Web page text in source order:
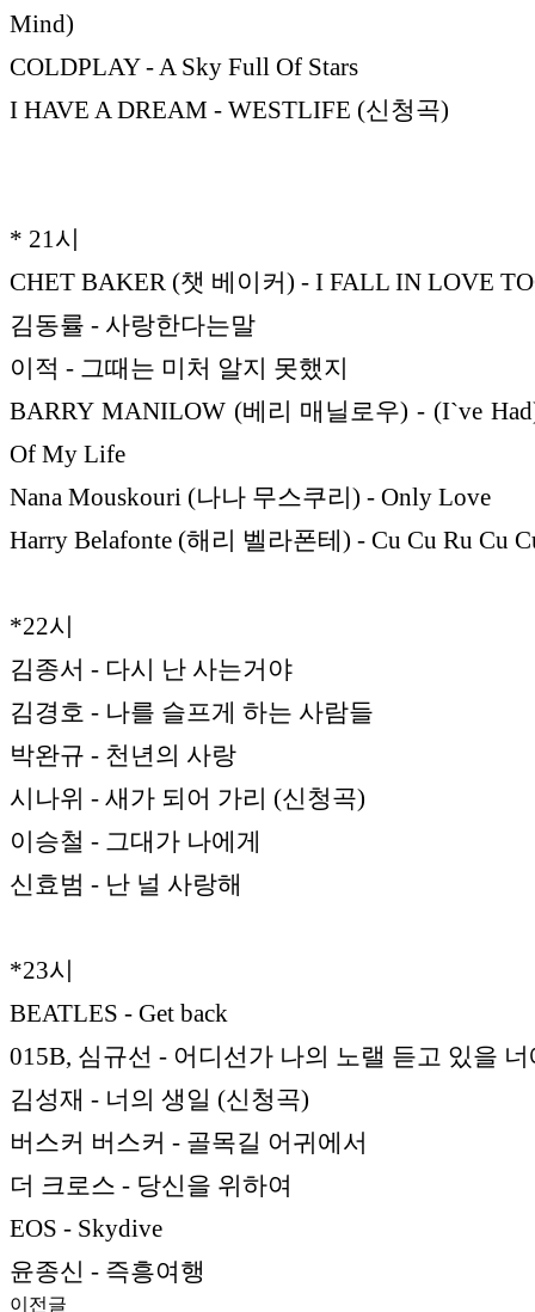
Mind)
COLDPLAY - A Sky Full Of Stars
I HAVE A DREAM - WESTLIFE (신청곡)
* 21시
CHET BAKER (챗 베이커) - I FALL IN LOVE
김동률 - 사랑한다는말
이적 - 그때는 미처 알지 못했지
BARRY MANILOW (베리 매닐로우) - (I`ve
Of My Life
Nana Mouskouri (나나 무스쿠리) - Only Love
Harry Belafonte (해리 벨라폰테) - Cu Cu Ru Cu
*22시
김종서 - 다시 난 사는거야
김경호 - 나를 슬프게 하는 사람들
박완규 - 천년의 사랑
시나위 - 새가 되어 가리 (신청곡)
이승철 - 그대가 나에게
신효범 - 난 널 사랑해
*23시
BEATLES - Get back
015B, 심규선 - 어디선가 나의 노랠 듣고 있을
김성재 - 너의 생일 (신청곡)
버스커 버스커 - 골목길 어귀에서
더 크로스 - 당신을 위하여
EOS - Skydive
윤종신 - 즉흥여행
이전글